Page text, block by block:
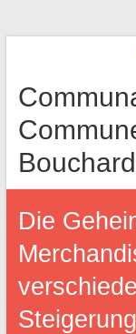
Die